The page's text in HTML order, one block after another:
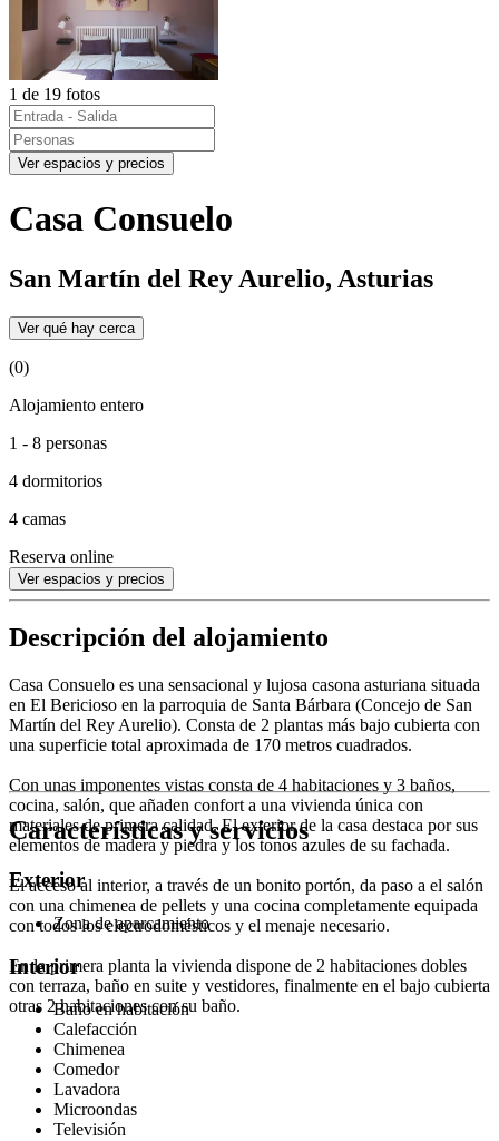
1 de 19 fotos
Ver espacios y precios
Casa Consuelo
San Martín del Rey Aurelio, Asturias
Ver qué hay cerca
(0)
Alojamiento entero
1 - 8 personas
4 dormitorios
4 camas
Reserva online
Ver espacios y precios
Descripción del alojamiento
Casa Consuelo es una sensacional y lujosa casona asturiana situada
en El Bericioso en la parroquia de Santa Bárbara (Concejo de San
Martín del Rey Aurelio). Consta de 2 plantas más bajo cubierta con
una superficie total aproximada de 170 metros cuadrados.
Con unas imponentes vistas consta de 4 habitaciones y 3 baños,
cocina, salón, que añaden confort a una vivienda única con
materiales de primera calidad. El exterior de la casa destaca por sus
elementos de madera y piedra y los tonos azules de su fachada.
El acceso al interior, a través de un bonito portón, da paso a el salón
con una chimenea de pellets y una cocina completamente equipada
con todos los electrodomésticos y el menaje necesario.
En la primera planta la vivienda dispone de 2 habitaciones dobles
con terraza, baño en suite y vestidores, finalmente en el bajo cubierta
otras 2 habitaciones con su baño.
Características y servicios
Exterior
Zona de aparcamiento
Interior
Baño en habitación
Calefacción
Chimenea
Comedor
Lavadora
Microondas
Televisión